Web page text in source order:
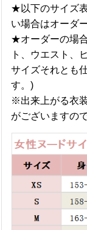
★以下のサイズ
い場合はオーダ
★オーダーの場
ト、ウエスト、
サイズそれとも
す。)
※出来上がる衣
がございますの